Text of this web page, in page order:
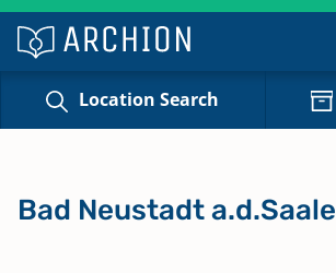
Location Search
Bad Neustadt a.d.Saale